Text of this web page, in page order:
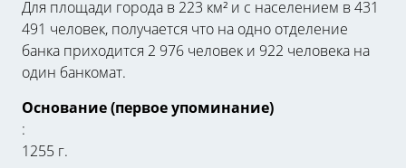
Для площади города в 223 км² и с населением в 431
491 человек, получается что на одно отделение
банка приходится 2 976 человек и 922 человека на
один банкомат.
Основание (первое упоминание)
:
1255 г.